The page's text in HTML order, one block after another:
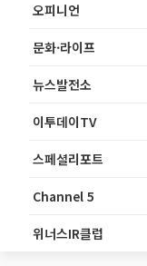
오피니언
문화·라이프
뉴스발전소
이투데이TV
스페셜리포트
Channel 5
위너스IR클럽